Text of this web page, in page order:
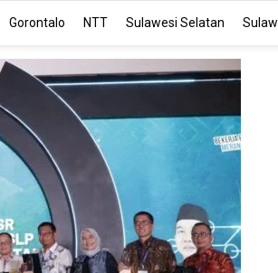
Gorontalo NTT Sulawesi Selatan